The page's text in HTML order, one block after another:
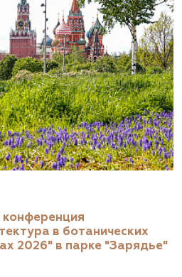
в ботанических
2026" в парке "Зарядье"